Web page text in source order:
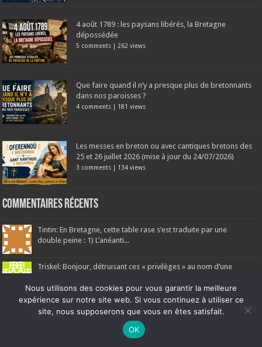
4 août 1789 : les paysans libérés, la Bretagne
dépossédée
5 comments | 262 views
Que faire quand il n’y a presque plus de bretonnants
dans nos paroisses ?
4 comments | 181 views
Les messes en breton ou avec cantiques bretons des
25 et 26 juillet 2026 (mise à jour du 24/07/2026)
3 comments | 134 views
Commentaires récents
Tintin: En Bretagne, cette table rase s’est traduite par une
double peine : 1) L’anéanti...
Triskel: Bonjour, détruisant ces « privilèges » au nom d’une
Mikael: L'abolition des États de Bretagne en 1789 et la
suppression des libertés locales...
Jules Allix: L’historiographie officielle nous présente volontiers
Ne manquez pas la nouveauté de Bernard Rio "LA REVOLUTION DES
CLIQUEZ ICI POUR EN SAVOIR PLUS
Nous utilisons des cookies pour vous garantir la meilleure
expérience sur notre site web. Si vous continuez à utiliser ce
site, nous supposerons que vous en êtes satisfait.
OK